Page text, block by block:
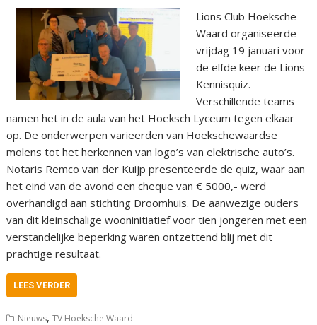
Lions Club Hoeksche
Waard organiseerde
vrijdag 19 januari voor
de elfde keer de Lions
Kennisquiz.
Verschillende teams
namen het in de aula van het Hoeksch Lyceum tegen elkaar
op. De onderwerpen varieerden van Hoekschewaardse
molens tot het herkennen van logo’s van elektrische auto’s.
Notaris Remco van der Kuijp presenteerde de quiz, waar aan
het eind van de avond een cheque van € 5000,- werd
overhandigd aan stichting Droomhuis. De aanwezige ouders
van dit kleinschalige wooninitiatief voor tien jongeren met een
verstandelijke beperking waren ontzettend blij met dit
prachtige resultaat.
LEES VERDER
Nieuws,TV Hoeksche Waard